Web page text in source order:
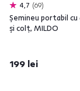
4,7 69
Şemineu portabil cu
şi colţ, MILDO
199 lei